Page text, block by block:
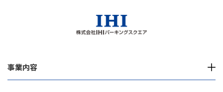
事業内容